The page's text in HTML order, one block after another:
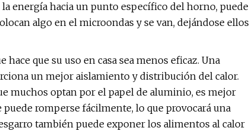
energía hacia un punto específico del horno, puede
algo en el microondas y se van, dejándose ellos
que su uso en casa sea menos eficaz. Una
un mejor aislamiento y distribución del calor.
muchos optan por el papel de aluminio, es mejor
romperse fácilmente, lo que provocará una
también puede exponer los alimentos al calor